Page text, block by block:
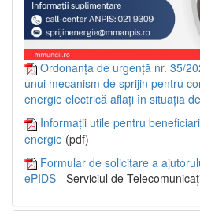
Ordonanța de urgență nr. 35/
unui mecanism de sprijin pentru
energie electrică aflați în situația
Informații utile pentru
energie (pdf)
Formular de solicitare a
ePIDS - Serviciul de